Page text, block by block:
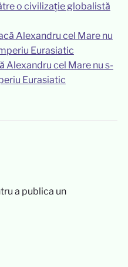
o civilizație globalistă
Alexandru cel Mare nu s-
Eurasiatic
a publica un